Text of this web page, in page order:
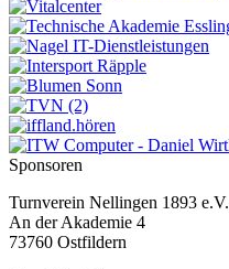
Sponsoren
Turnverein Nellingen 1893 e.V.
An der Akademie 4
73760 Ostfildern